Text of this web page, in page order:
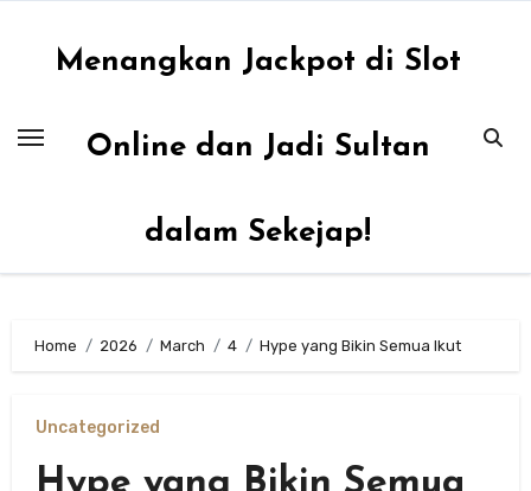
Menangkan Jackpot di Slot
Online dan Jadi Sultan
dalam Sekejap!
Home 2026 March 4 Hype yang Bikin Semua Ikut
Uncategorized